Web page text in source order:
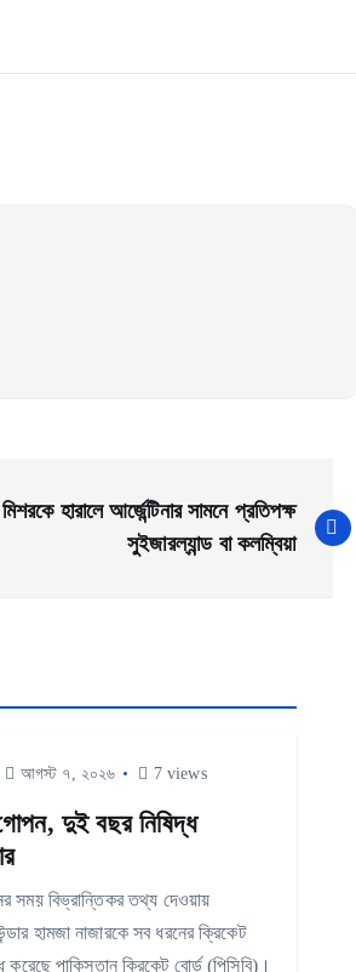
মিশরকে হারালে আর্জেন্টিনার সামনে প্রতিপক্ষ
সুইজারল্যান্ড বা কলম্বিয়া
আগস্ট ৭, ২০২৬ 7 views
দুই বছর নিষিদ্ধ
সময় বিভ্রান্তিকর তথ্য দেওয়ায়
হামজা নাজারকে সব ধরনের ক্রিকেট
পাকিস্তান ক্রিকেট বোর্ড (পিসিবি)।